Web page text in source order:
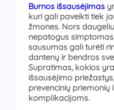
Burnos išsausėjimas
kuri gali paveikti tiek
žmones. Nors
nepatogus
sausumas gali turėti
dantenų ir bendros
Supratimas, kokios
išsausėjimo
prevencinių priemonių
komplikacijoms.